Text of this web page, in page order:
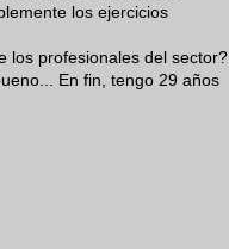
los ejercicios
los profesionales del sector?
En fin, tengo 29 años